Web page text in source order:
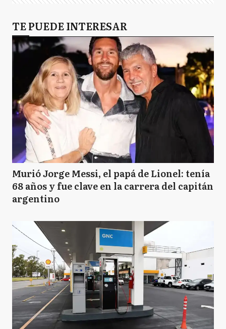
TE PUEDE INTERESAR
Murió Jorge Messi, el papá de Lionel: tenía
68 años y fue clave en la carrera del capitán
argentino